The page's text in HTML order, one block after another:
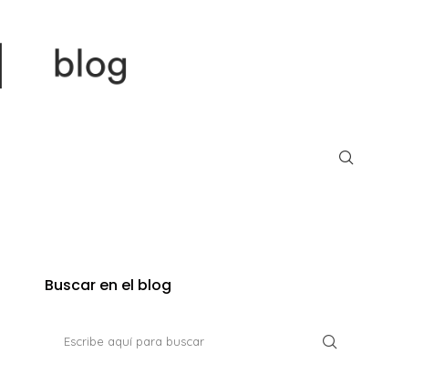
Buscar en el blog